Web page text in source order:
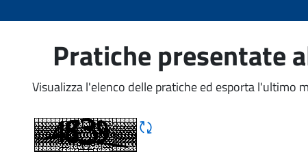
Pratiche presentate
Visualizza l'elenco delle pratiche ed esporta l'ultimo
Rigene CAPTCHA